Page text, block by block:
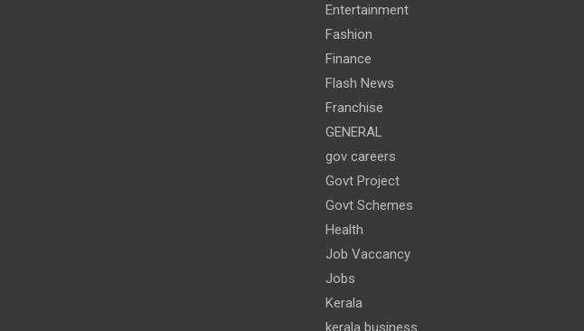
Entertainment
Fashion
Finance
Flash News
Franchise
GENERAL
gov careers
Govt Project
Govt Schemes
Health
Job Vaccancy
Jobs
Kerala
kerala business